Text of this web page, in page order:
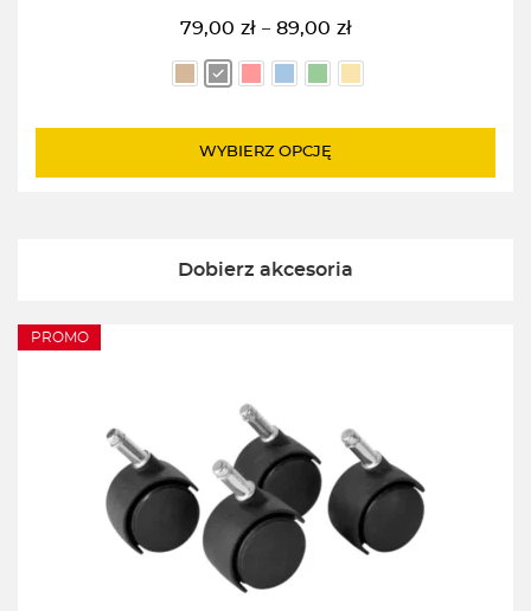
79,00 zł – 89,00 zł
Zakres
cen:
od
do
WYBIERZ OPCJĘ
Dobierz akcesoria
PROMO